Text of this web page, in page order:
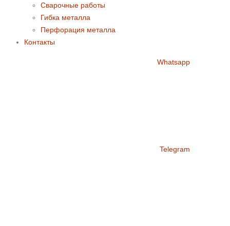
Сварочные работы
Гибка металла
Перфорация металла
Контакты
Whatsapp
Telegram